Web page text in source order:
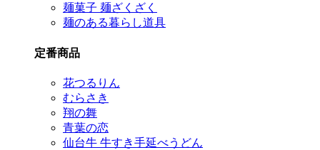
麺菓子 麺ざくざく
麺のある暮らし道具
定番商品
花つるりん
むらさき
翔の舞
青葉の恋
仙台牛 牛すき手延べうどん